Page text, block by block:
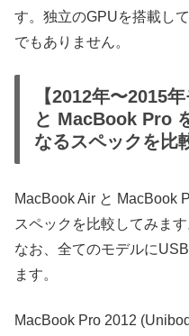
す。独立のGPUを搭載し
でもありません。
【2012年〜2015
と MacBook Pro
なるスペックを比
MacBook Air と MacBook
スペックを比較してみます
なお、全てのモデルに
ます。
MacBook Pro 2012